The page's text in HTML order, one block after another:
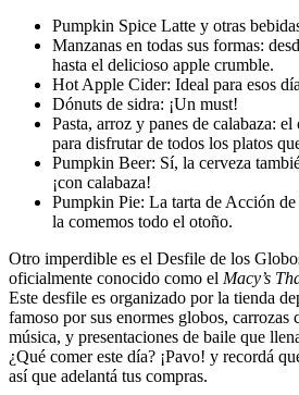
Pumpkin Spice Latte y otras
Manzanas en todas sus formas:
hasta el delicioso apple crumble.
Hot Apple Cider: Ideal para esos
Dónuts de sidra: ¡Un must!
Pasta, arroz y panes de calabaza:
para disfrutar de todos los platos
Pumpkin Beer: Sí, la cerveza
¡con calabaza!
Pumpkin Pie: La tarta de Acción
la comemos todo el otoño.
Otro imperdible es el Desfile de los
oficialmente conocido como el Macy’s
Este desfile es organizado por la tienda
famoso por sus enormes globos, carrozas
música, y presentaciones de baile que
¿Qué comer este día? ¡Pavo! y recordá
así que adelantá tus compras.